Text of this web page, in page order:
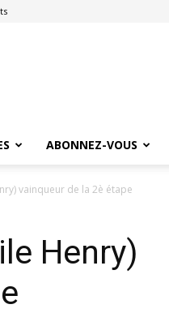
ABONNEZ-VOUS
vainqueur de la 2è étape
Henry)